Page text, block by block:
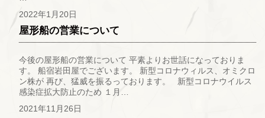
2022年1月20日
屋形船の営業について
今後の屋形船の営業について 平素よりお世話になっておりま
す。 船宿岩田屋でございます。 新型コロナウィルス、オミクロ
ン株が 再び、猛威を振るっております。 新型コロナウイルス
感染症拡大防止のため １月…
2021年11月26日